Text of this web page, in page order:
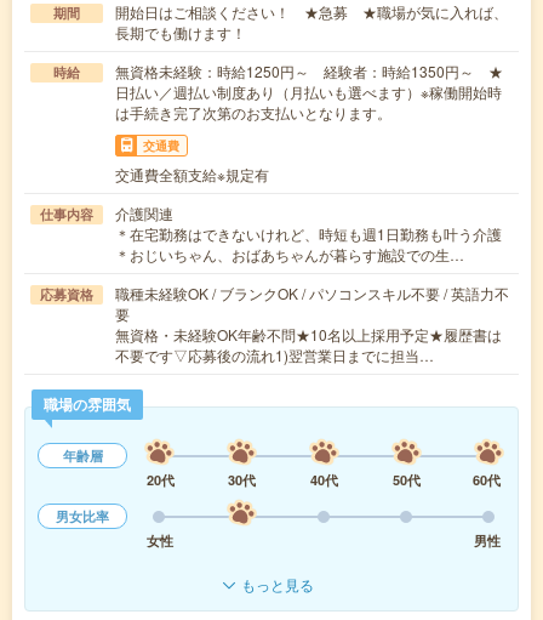
期間
開始日はご相談ください！ ★急募 ★職場が気に入れば、
長期でも働けます！
時給
無資格未経験：時給1250円～ 経験者：時給1350円～ ★
日払い／週払い制度あり（月払いも選べます）※稼働開始時
は手続き完了次第のお支払いとなります。
交通費
交通費全額支給※規定有
仕事内容
介護関連
＊在宅勤務はできないけれど、時短も週1日勤務も叶う介護
＊おじいちゃん、おばあちゃんが暮らす施設での生…
応募資格
職種未経験OK / ブランクOK / パソコンスキル不要 / 英語力不
要
無資格・未経験OK年齢不問★10名以上採用予定★履歴書は
不要です▽応募後の流れ1)翌営業日までに担当…
職場の雰囲気
年齢層
20代
30代 40代 50代
60代
男女比率
女性
男性
もっと見る